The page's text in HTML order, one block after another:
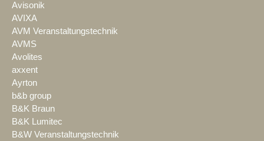
Avisonik
AVIXA
AVM Veranstaltungstechnik
AVMS
Avolites
axxent
Ayrton
b&b group
B&K Braun
B&K Lumitec
B&W Veranstaltungstechnik